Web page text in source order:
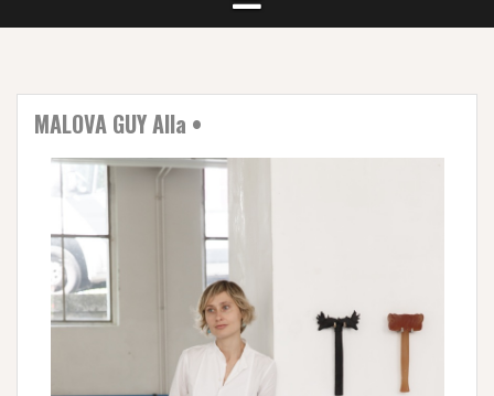
MALOVA GUY Alla •